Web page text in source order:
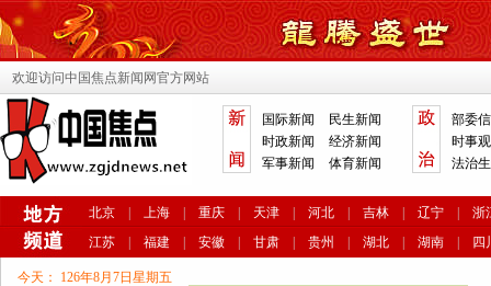
欢迎访问中国焦点新闻网官方网站
国际新闻
民生新闻
时政新闻
经济新闻
军事新闻
体育新闻
部委
时事
法治
北京 上海 重庆 天津 河北 吉林 辽宁
浙
江苏
福建 安徽 甘肃 贵州 湖北 湖南 四
今天： 126年8月7日星期五